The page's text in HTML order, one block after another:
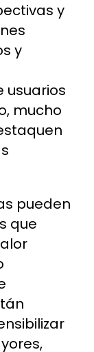
y
y
usuarios
mucho
pueden
que